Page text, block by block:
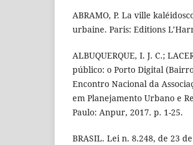
ABRAMO, P. La ville
urbaine. Paris: Editions
ALBUQUERQUE, I. J. C.;
público: o Porto Digital
Encontro Nacional da
em Planejamento Urbano e
Paulo: Anpur, 2017. p. 1-25.
BRASIL. Lei n. 8.248, de 23